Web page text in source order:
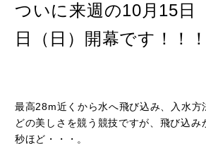
ついに来週の10月15日
日（日）開幕です！！！
最高28m近くから水へ飛び込み、入水方
どの美しさを競う競技ですが、飛び込み
秒ほど・・・。